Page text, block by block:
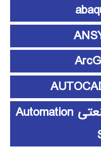
آموزش اتوماسیون صنعتی Automation